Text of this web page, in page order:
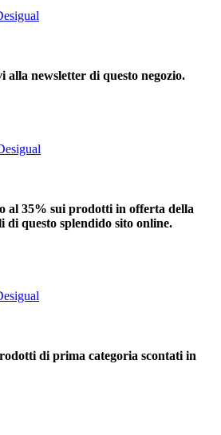
alla newsletter di questo negozio.
al 35% sui prodotti in offerta della
di questo splendido sito online.
di prima categoria scontati in